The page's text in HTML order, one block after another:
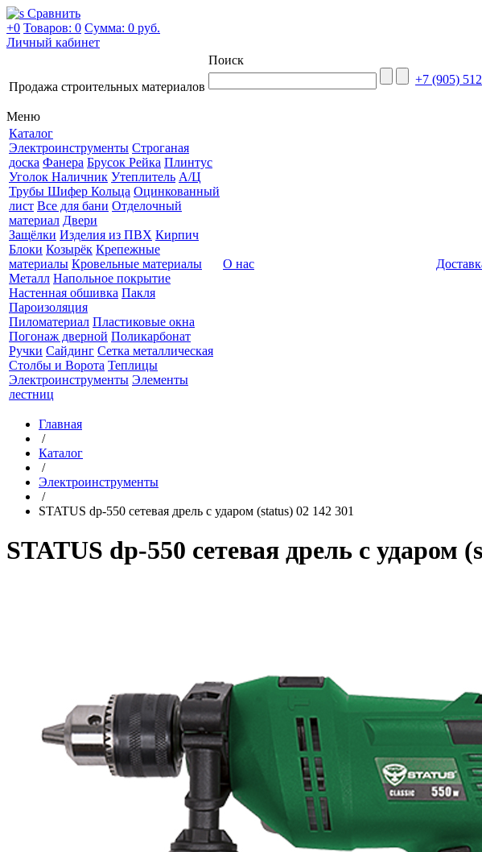
Сравнить
+0 Товаров: 0 Сумма: 0 руб.
Личный кабинет
Продажа строительных материалов
Поиск
+7 (905)
Меню
Каталог
Электроинструменты Строганая
доска Фанера Брусок Рейка Плинтус
Уголок Наличник Утеплитель А/Ц
Трубы Шифер Кольца Оцинкованный
лист Все для бани Отделочный
материал Двери
Защёлки Изделия из ПВХ Кирпич
Блоки Козырёк Крепежные
материалы Кровельные материалы
Металл Напольное покрытие
Настенная обшивка Пакля
Пароизоляция
Пиломатериал Пластиковые окна
Погонаж дверной Поликарбонат
Ручки Сайдинг Сетка металлическая
Столбы и Ворота Теплицы
Электроинструменты Элементы
лестниц
О нас
Главная
/
Каталог
/
Электроинструменты
/
STATUS dp-550 сетевая дрель с ударом (status) 02 142 301
STATUS dp-550 сетевая дрель с ударом